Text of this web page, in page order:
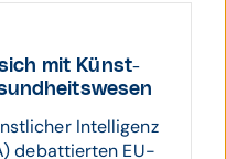
mit Künst­
Intelligenz
debattierten EU-